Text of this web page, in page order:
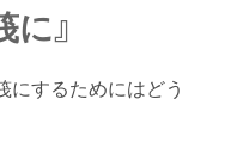
』
にするためにはどう